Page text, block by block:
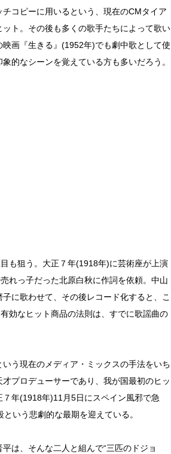
コピーに用いるという、現在のCMタイア
ト。その後も多くの歌手たちによって歌い
画『生きる』(1952年)でも劇中歌として使
的なシーンを覚えている方も多いだろう。
も狙う。大正７年(1918年)に芸術座が上演
れっ子だった北原白秋に作詞を依頼。中山
に歌わせて、その後レコード化すると、こ
効なヒット商品の法則は、すでに歌謡曲の
う現在のメディア・ミックスの手法をいち
プロデューサーであり、我が国最初のヒッ
年(1918年)11月5日にスペイン風邪で急
いう悲劇的な最期を迎えている。
は、そんな二人と組んで“三匹のドジョ